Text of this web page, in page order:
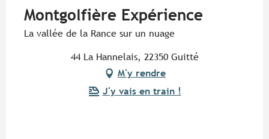
Montgolfière Expérience
La vallée de la Rance sur un nuage
44 La Hannelais, 22350 Guitté
M'y rendre
J'y vais en train !